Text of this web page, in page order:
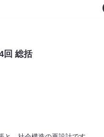
回 総括